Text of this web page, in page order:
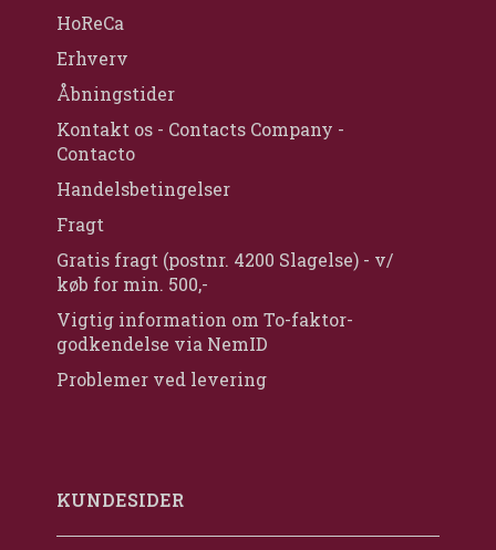
HoReCa
Erhverv
Åbningstider
Kontakt os - Contacts Company -
Contacto
Handelsbetingelser
Fragt
Gratis fragt (postnr. 4200 Slagelse) - v/
køb for min. 500,-
Vigtig information om To-faktor-
godkendelse via NemID
Problemer ved levering
KUNDESIDER